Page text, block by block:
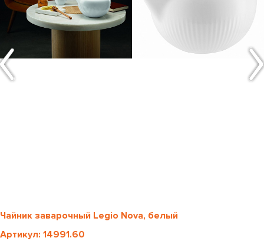
Чайник заварочный Legio Nova, белый
Артикул: 14991.60